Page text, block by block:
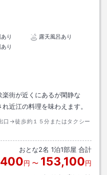
り
露天風呂あり
り
街が近くにあるが閑静な
近江の料理を味わえます。
口→徒歩約１５分またはタクシー
おとな2名 1泊1部屋 合計
円 〜 153,100円